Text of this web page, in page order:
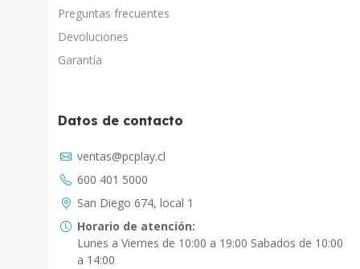
Preguntas frecuentes
Devoluciones
Garantía
Datos de contacto
ventas@pcplay.cl
600 401 5000
San Diego 674, local 1
Horario de atención:
Lunes a Viernes de 10:00 a 19:00 Sabados de 10:00
a 14:00
Chat con IA
PcPlay Santiago / Web
Hola soy Freddy, en que puedo ayudarte...
PcPlay Santiago / Tienda